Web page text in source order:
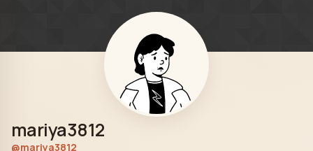
mariya3812
@mariya3812